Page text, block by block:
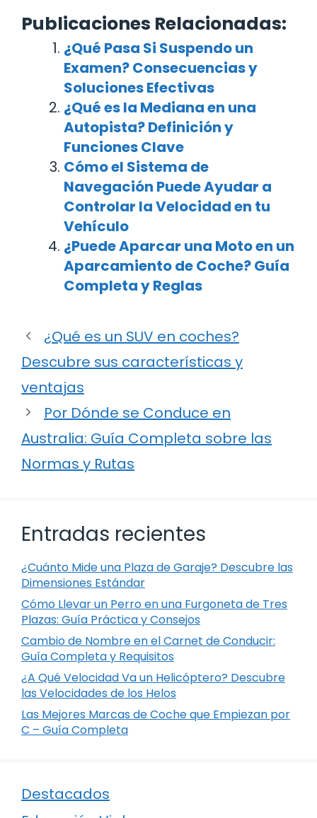
Publicaciones Relacionadas:
¿Qué Pasa Si Suspendo un
Examen? Consecuencias y
Soluciones Efectivas
¿Qué es la Mediana en una
Autopista? Definición y
Funciones Clave
Cómo el Sistema de
Navegación Puede Ayudar a
Controlar la Velocidad en tu
Vehículo
¿Puede Aparcar una Moto en un
Aparcamiento de Coche? Guía
Completa y Reglas
¿Qué es un SUV en coches?
Descubre sus características y
ventajas
Por Dónde se Conduce en
Australia: Guía Completa sobre las
Normas y Rutas
Entradas recientes
¿Cuánto Mide una Plaza de Garaje? Descubre las
Dimensiones Estándar
Cómo Llevar un Perro en una Furgoneta de Tres
Plazas: Guía Práctica y Consejos
Cambio de Nombre en el Carnet de Conducir:
Guía Completa y Requisitos
¿A Qué Velocidad Va un Helicóptero? Descubre
las Velocidades de los Helos
Las Mejores Marcas de Coche que Empiezan por
C – Guía Completa
Destacados